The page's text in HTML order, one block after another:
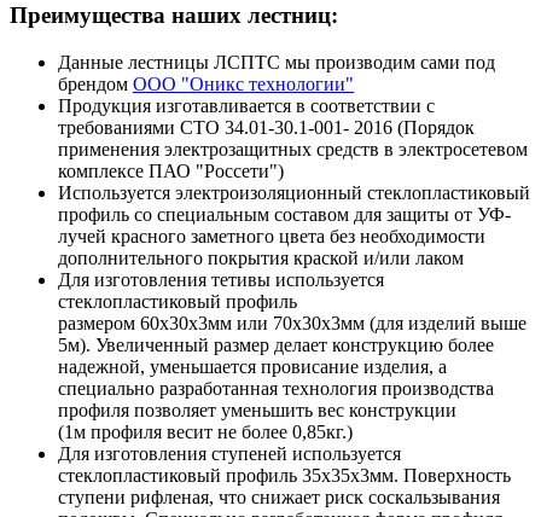
Преимущества наших лестниц:
Данные лестницы ЛСПТС мы производим сами под
брендом ООО "Оникс технологии"
Продукция изготавливается в соответствии с
требованиями СТО 34.01-30.1-001- 2016 (Порядок
применения электрозащитных средств в электросетевом
комплексе ПАО "Россети")
Используется электроизоляционный стеклопластиковый
профиль со специальным составом для защиты от УФ-
лучей красного заметного цвета без необходимости
дополнительного покрытия краской и/или лаком
Для изготовления тетивы используется
стеклопластиковый профиль
размером 60х30х3мм или 70х30х3мм (для изделий выше
5м). Увеличенный размер делает конструкцию более
надежной, уменьшается провисание изделия, а
специально разработанная технология производства
профиля позволяет уменьшить вес конструкции
(1м профиля весит не более 0,85кг.)
Для изготовления ступеней используется
стеклопластиковый профиль 35х35х3мм. Поверхность
ступени рифленая, что снижает риск соскальзывания